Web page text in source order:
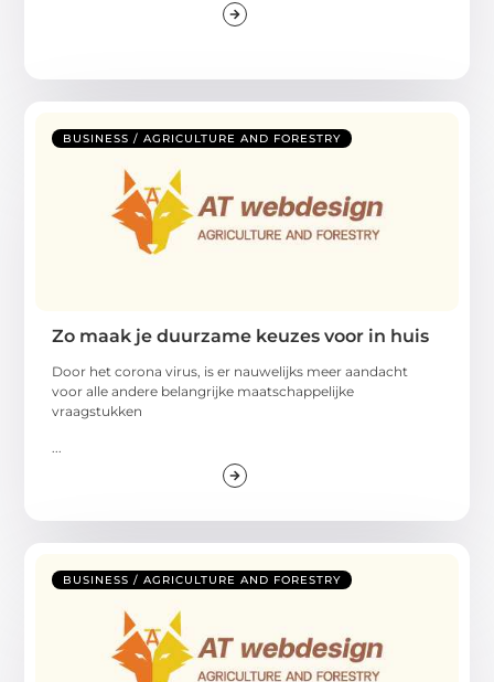
BUSINESS / AGRICULTURE AND FORESTRY
Zo maak je duurzame keuzes voor in huis
Door het corona virus, is er nauwelijks meer aandacht
voor alle andere belangrijke maatschappelijke
vraagstukken
BUSINESS / AGRICULTURE AND FORESTRY